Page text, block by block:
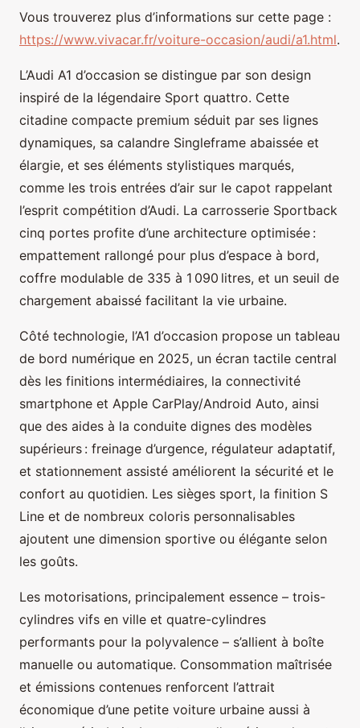
Vous trouverez plus d’informations sur cette page :
https://www.vivacar.fr/voiture-occasion/audi/a1.html.
L’Audi A1 d’occasion se distingue par son design
inspiré de la légendaire Sport quattro. Cette
citadine compacte premium séduit par ses lignes
dynamiques, sa calandre Singleframe abaissée et
élargie, et ses éléments stylistiques marqués,
comme les trois entrées d’air sur le capot rappelant
l’esprit compétition d’Audi. La carrosserie Sportback
cinq portes profite d’une architecture optimisée :
empattement rallongé pour plus d’espace à bord,
coffre modulable de 335 à 1 090 litres, et un seuil de
chargement abaissé facilitant la vie urbaine.
Côté technologie, l’A1 d’occasion propose un tableau
de bord numérique en 2025, un écran tactile central
dès les finitions intermédiaires, la connectivité
smartphone et Apple CarPlay/Android Auto, ainsi
que des aides à la conduite dignes des modèles
supérieurs : freinage d’urgence, régulateur adaptatif,
et stationnement assisté améliorent la sécurité et le
confort au quotidien. Les sièges sport, la finition S
Line et de nombreux coloris personnalisables
ajoutent une dimension sportive ou élégante selon
les goûts.
Les motorisations, principalement essence – trois-
cylindres vifs en ville et quatre-cylindres
performants pour la polyvalence – s’allient à boîte
manuelle ou automatique. Consommation maîtrisée
et émissions contenues renforcent l’attrait
économique d’une petite voiture urbaine aussi à